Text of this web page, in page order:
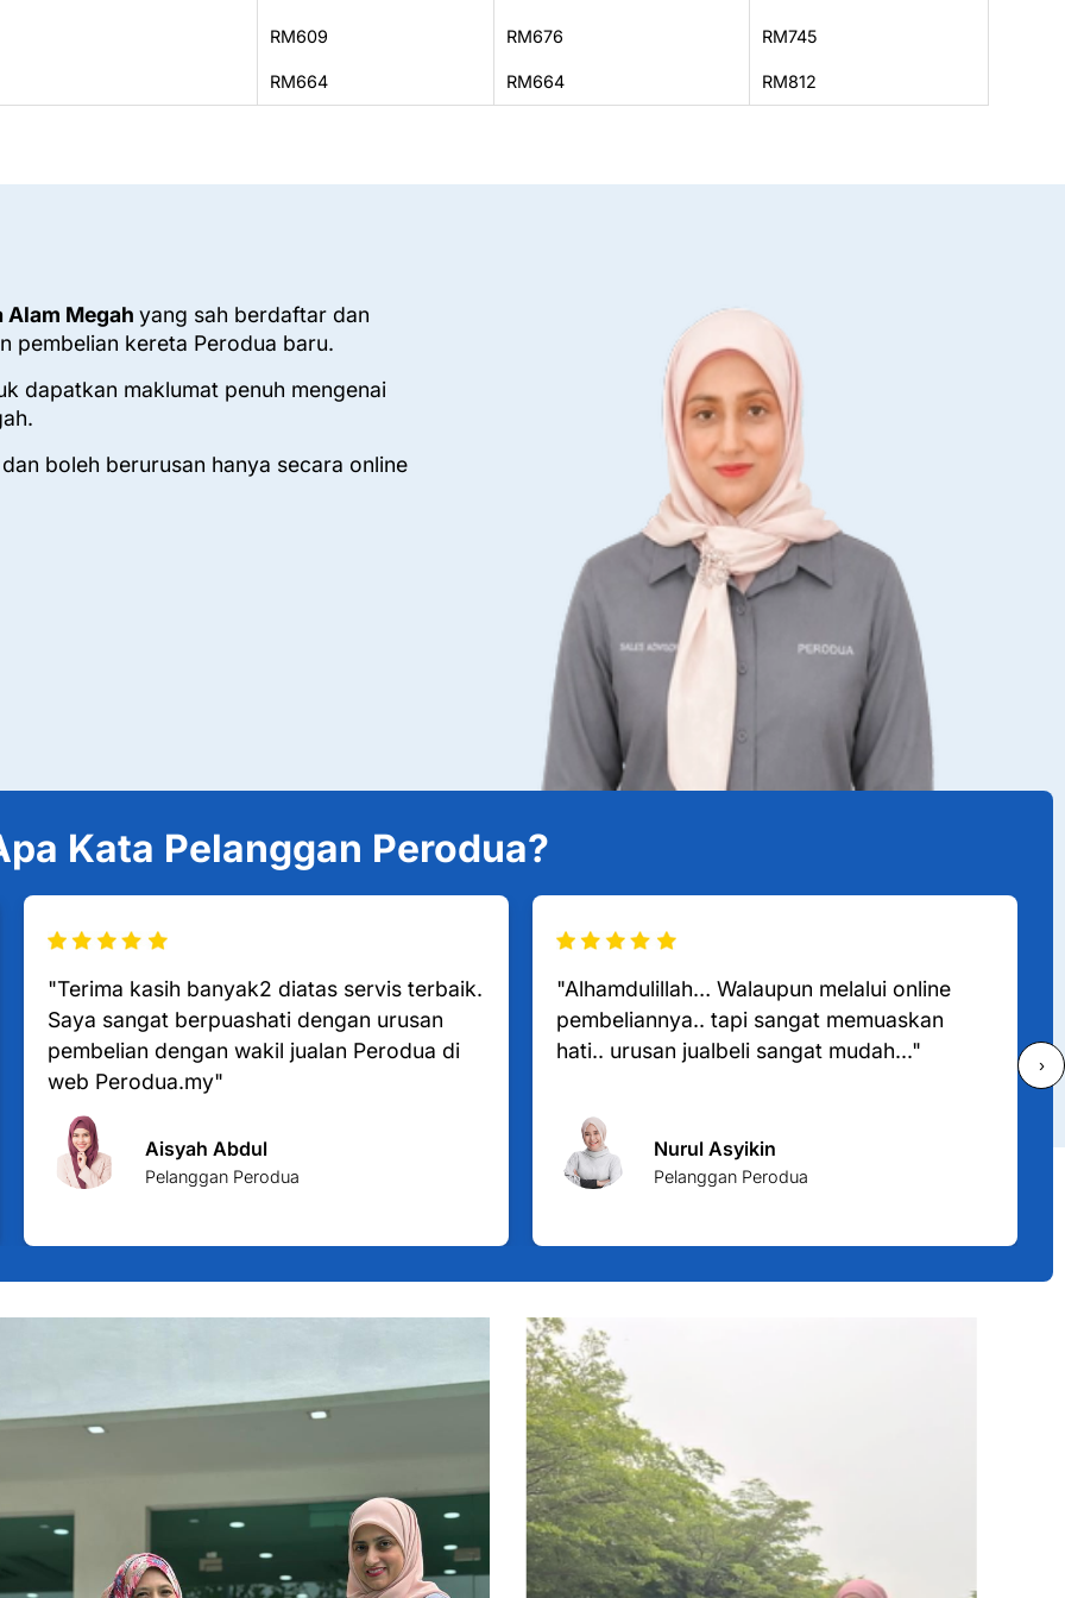
RM609 RM676 RM745
RM664 RM664 RM812
Alam Megah yang sah berdaftar dan
pembelian kereta Perodua baru.
dapatkan maklumat penuh mengenai
boleh berurusan hanya secara online
Kata Pelanggan Perodua?
"Terima kasih banyak2 diatas servis terbaik.
Saya sangat berpuashati dengan urusan
pembelian dengan wakil jualan Perodua di
web Perodua.my"
Aisyah Abdul
Pelanggan Perodua
"Alhamdulillah… Walaupun melalui online
pembeliannya.. tapi sangat memuaskan
hati.. urusan jualbeli sangat mudah..."
Nurul Asyikin
Pelanggan Perodua
›